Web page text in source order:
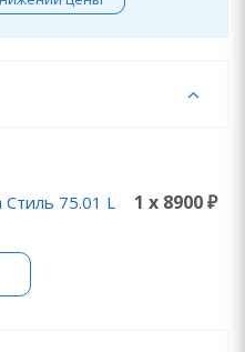
Стиль 75.01 L 1 x 8900 ₽